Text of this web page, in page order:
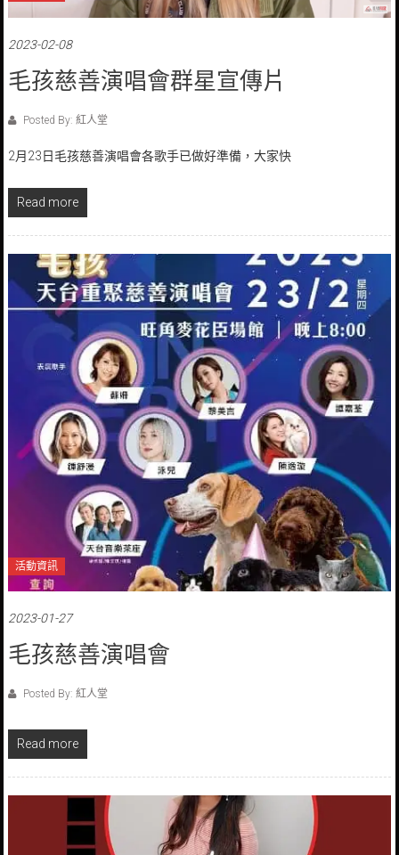
2023-02-08
毛孩慈善演唱會群星宣傳片
Posted By: 紅人堂
2月23日毛孩慈善演唱會各歌手已做好準備，大家快
Read more
活動資訊
2023-01-27
毛孩慈善演唱會
Posted By: 紅人堂
Read more